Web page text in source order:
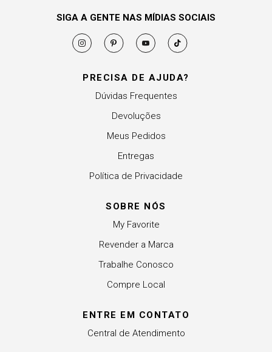
PRECISA DE AJUDA?
Dúvidas Frequentes
Devoluções
Meus Pedidos
Entregas
Política de Privacidade
SOBRE NÓS
My Favorite
Revender a Marca
Trabalhe Conosco
Compre Local
ENTRE EM CONTATO
Central de Atendimento
SIGA A GENTE NAS MÍDIAS SOCIAIS